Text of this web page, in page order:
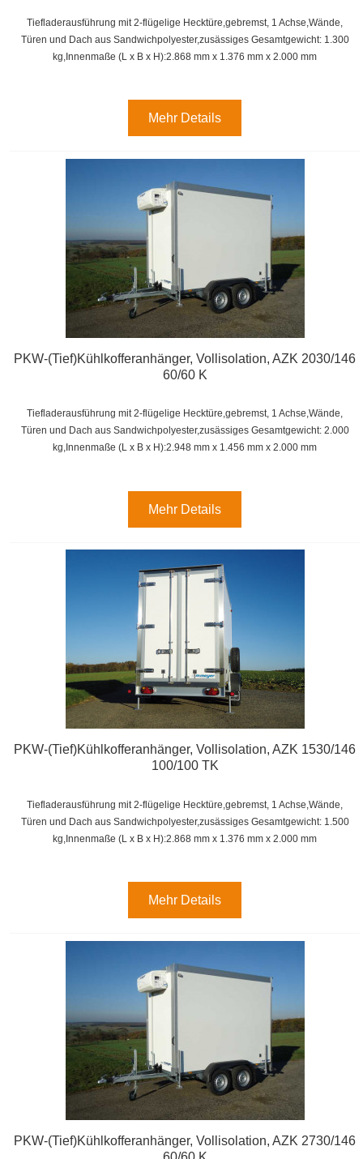
Tiefladerausführung mit 2-flügelige Hecktüre,gebremst, 1 Achse,Wände,
Türen und Dach aus Sandwichpolyester,zusässiges Gesamtgewicht: 1.300
kg, Innenmaße (L x B x H):2.868 mm x 1.376 mm x 2.000 mm
Mehr Details
PKW-(Tief)Kühlkofferanhänger, Vollisolation, AZK 2030/146
60/60 K
Tiefladerausführung mit 2-flügelige Hecktüre,gebremst, 1 Achse,Wände,
Türen und Dach aus Sandwichpolyester,zusässiges Gesamtgewicht: 2.000
kg, Innenmaße (L x B x H):2.948 mm x 1.456 mm x 2.000 mm
Mehr Details
PKW-(Tief)Kühlkofferanhänger, Vollisolation, AZK 1530/146
100/100 TK
Tiefladerausführung mit2-flügelige Hecktüre ,gebremst, 1 Achse,Wände,
Türen und Dach aus Sandwichpolyester,zusässiges Gesamtgewicht: 1.500
kg, Innenmaße (L x B x H):2.868 mm x 1.376 mm x 2.000 mm
Mehr Details
PKW-(Tief)Kühlkofferanhänger, Vollisolation, AZK 2730/146